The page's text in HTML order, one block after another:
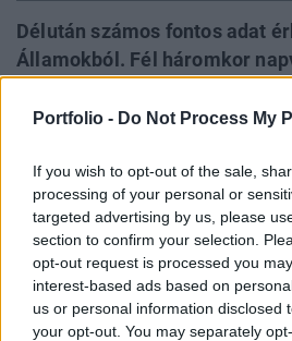
Portfolio - Do Not Process My
If you wish to opt-out of the sale,
processing of your personal or
targeted advertising by us, please
section to confirm your selection.
opt-out request is processed you
interest-based ads based on
us or personal information disclosed
your opt-out. You may separately
Délután számos fontos adat
Államokból. Fél háromkor
adatok, illetve a háztartások
teszi közzé legfrissebb
eredményeit.
A májusi foglalkoztatottsági és
számokat délután fél háromkor
tárca. Az elemzők optimisták. A
szerint a szakértők többsége 150